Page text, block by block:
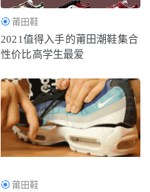
莆田鞋
2021值得入手的莆田潮鞋集合
性价比高学生最爱
莆田鞋